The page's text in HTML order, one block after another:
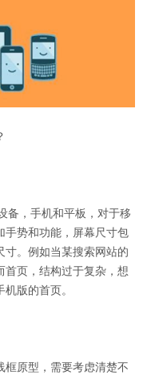
，手机和平板，对于移
手势和功能，屏幕尺寸包
寸。例如当某搜索网站的
首页，结构过于复杂，想
版的首页。
原型，需要考虑清楚不